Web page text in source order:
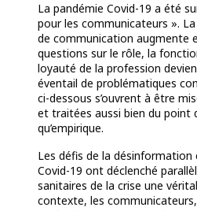
La pandémie Covid-19 a été
pour les communicateurs ».
de communication augmente
questions sur le rôle, la
loyauté de la profession
éventail de problématiques
ci-dessous s’ouvrent à être
et traitées aussi bien du point
qu’empirique.
Les défis de la
Covid-19 ont déclenché
sanitaires de la crise une
contexte, les